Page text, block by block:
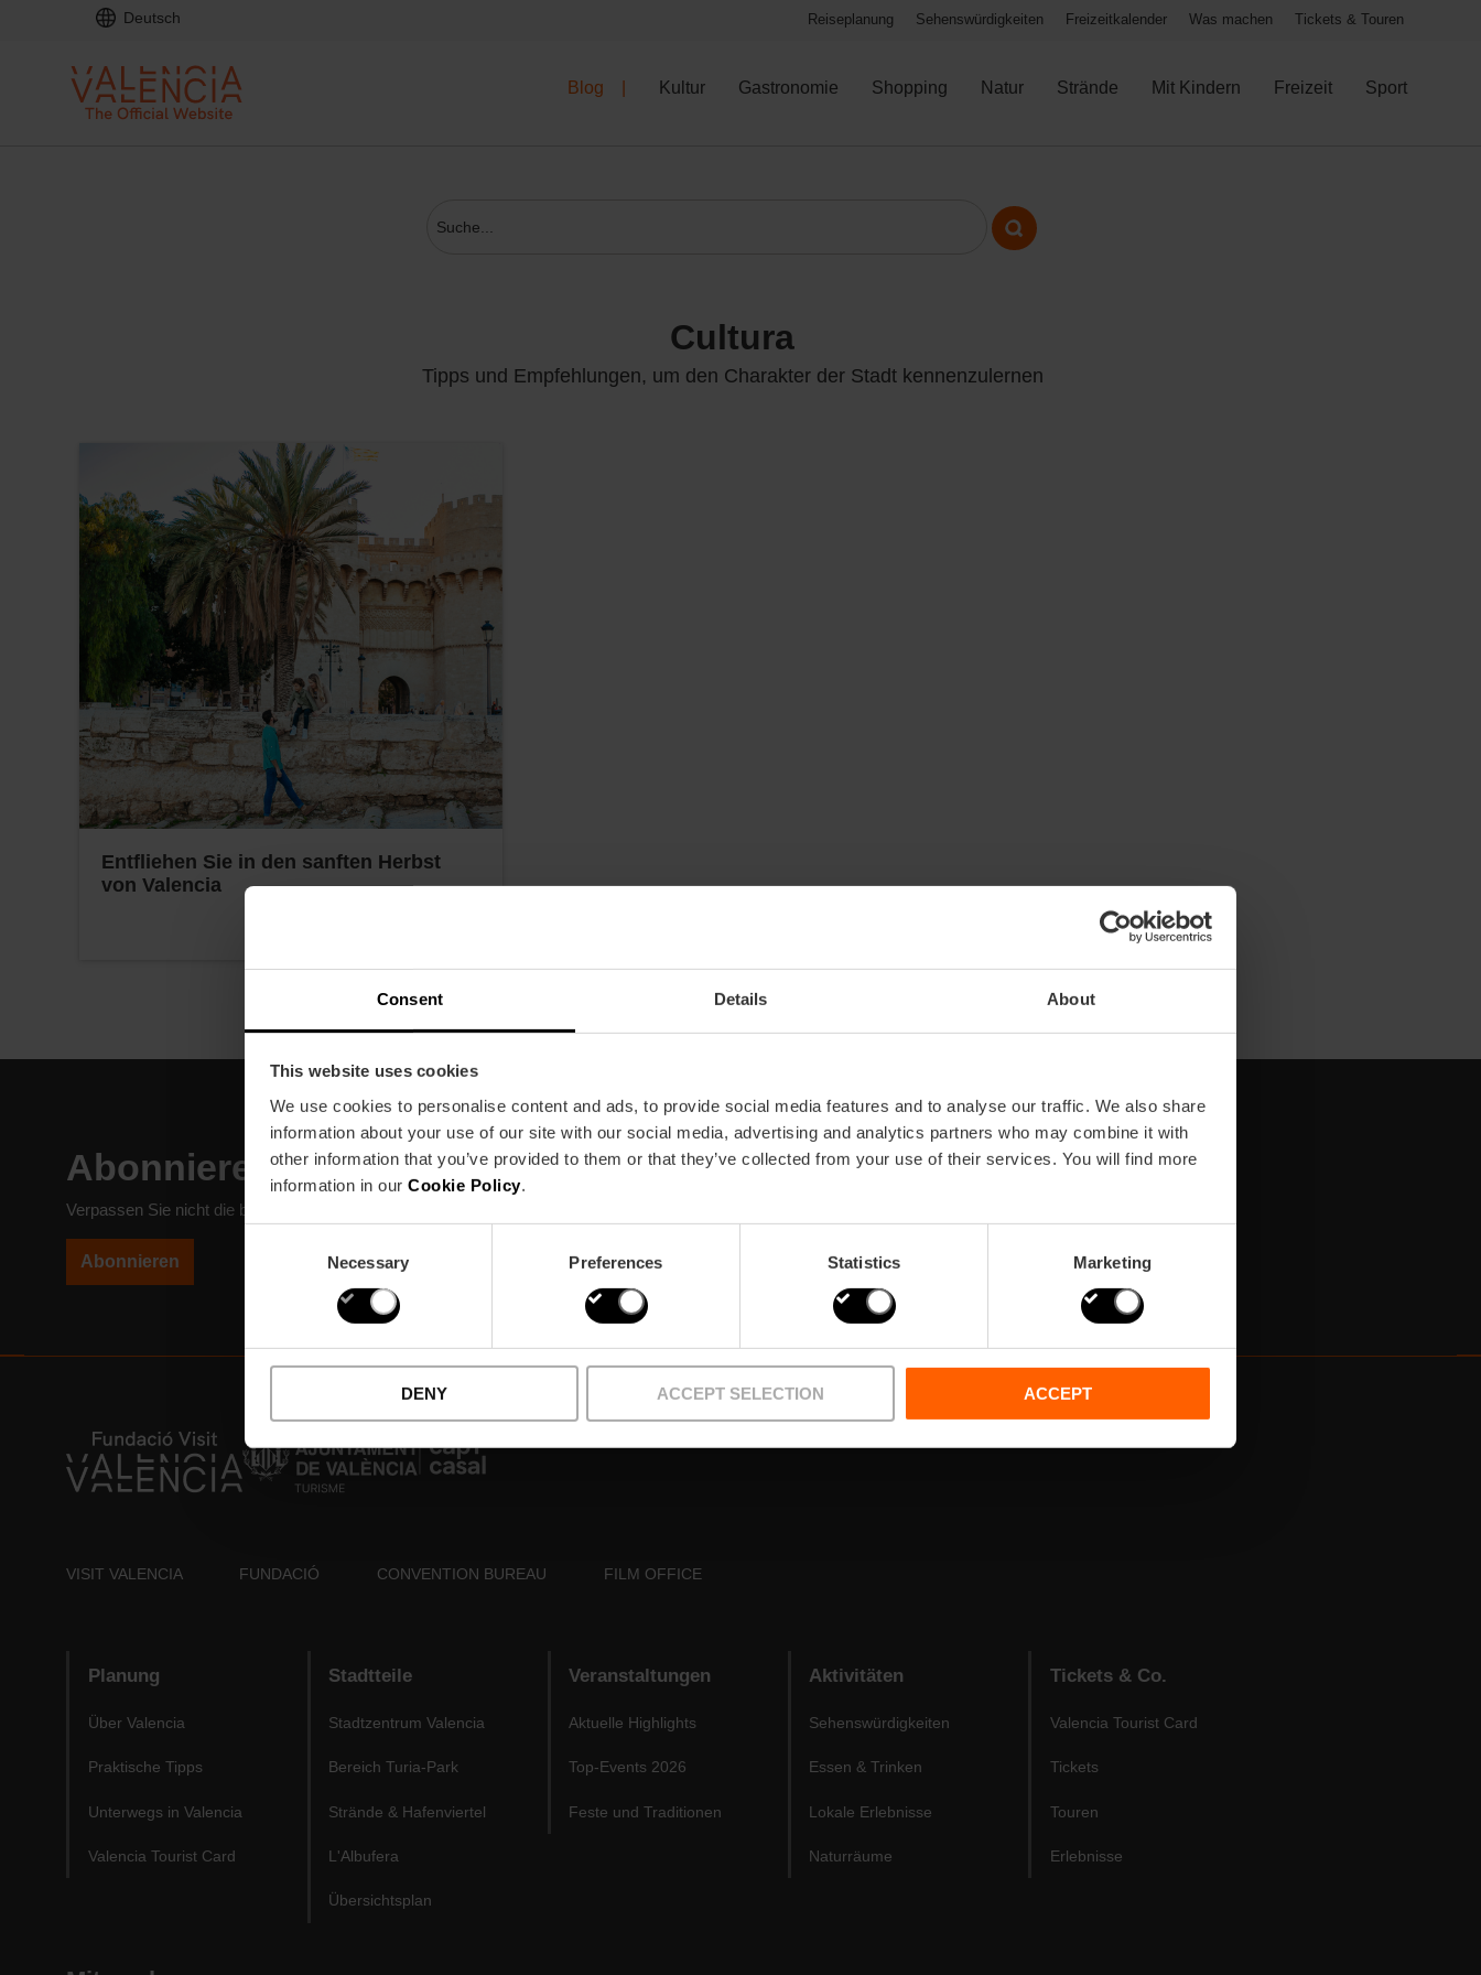
Consent Details About
This website uses cookies
We use cookies to personalise content and ads, to provide social media features and to analyse our traffic. We also share
information about your use of our site with our social media, advertising and analytics partners who may combine it with
other information that you’ve provided to them or that they’ve collected from your use of their services. You will find more
information in our Cookie Policy
Necessary Preferences Statistics Marketing
DENY ACCEPT SELECTION ACCEPT
Deutsch Reiseplanung Sehenswürdigkeiten Freizeitkalender Was machen Tickets & Touren
Blog Kultur Gastronomie Shopping Natur Strände Mit Kindern Freizeit Sport
cultura
Tipps und Empfehlungen, um den Charakter der Stadt kennenzulernen
Entfliehen Sie in den sanften Herbst
von Valencia
Abonnieren Sie unseren Newsletter!
Verpassen Sie nicht die besten Pläne in Valencia
Abonnieren
VISIT VALENCIA FUNDACIÓ CONVENTION BUREAU FILM OFFICE
Planung
Über Valencia
Praktische Tipps
Unterwegs in Valencia
Valencia Tourist Card
Stadtteile
Stadtzentrum Valencia
Bereich Turia-Park
Strände & Hafenviertel
L'Albufera
Übersichtsplan
Veranstaltungen
Aktuelle Highlights
Top-Events 2026
Feste und Traditionen
Aktivitäten
Sehenswürdigkeiten
Essen & Trinken
Lokale Erlebnisse
Naturräume
Tickets & Co.
Valencia Tourist Card
Tickets
Touren
Erlebnisse